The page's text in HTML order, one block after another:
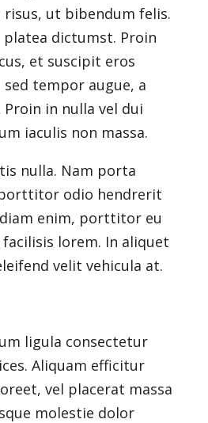
ut bibendum felis.
platea dictumst. Proin
et suscipit eros
sed tempor augue, a
in nulla vel dui
iaculis non massa.
nulla. Nam porta
odio hendrerit
enim, porttitor eu
lorem. In aliquet
velit vehicula at.
ligula consectetur
Aliquam efficitur
vel placerat massa
molestie dolor